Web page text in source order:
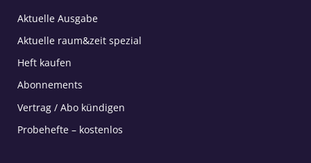
Aktuelle Ausgabe
Aktuelle raum&zeit spezial
Heft kaufen
Abonnements
Vertrag / Abo kündigen
Probehefte – kostenlos